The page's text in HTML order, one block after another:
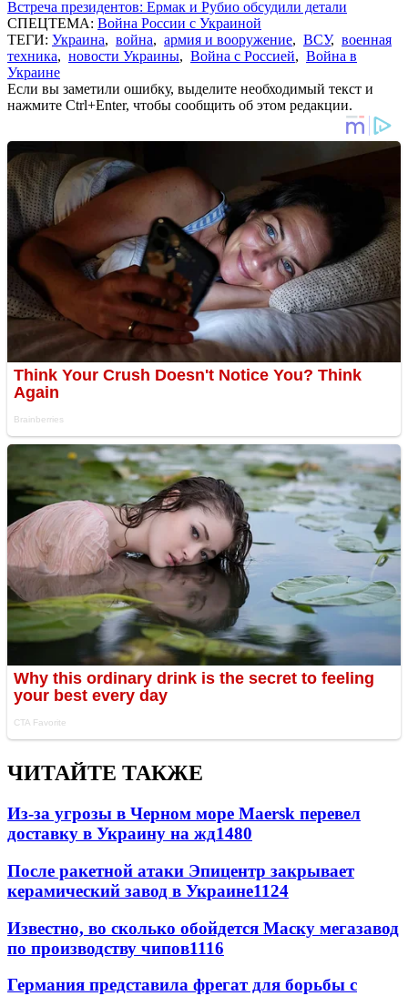
Встреча президентов: Ермак и Рубио обсудили детали
СПЕЦТЕМА: Война России с Украиной
ТЕГИ: Украина, война, армия и вооружение, ВСУ, военная
техника, новости Украины, Война с Россией, Война в
Украине
Если вы заметили ошибку, выделите необходимый текст и
нажмите Ctrl+Enter, чтобы сообщить об этом редакции.
ЧИТАЙТЕ ТАКЖЕ
Из-за угрозы в Черном море Maersk перевел
доставку в Украину на жд1480
После ракетной атаки Эпицентр закрывает
керамический завод в Украине1124
Известно, во сколько обойдется Маску мегазавод
по производству чипов1116
Германия представила фрегат для борьбы с